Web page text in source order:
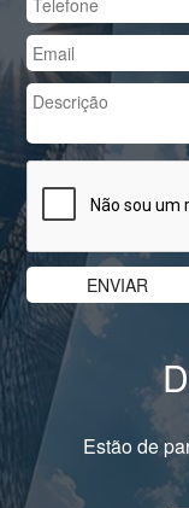
Estão de